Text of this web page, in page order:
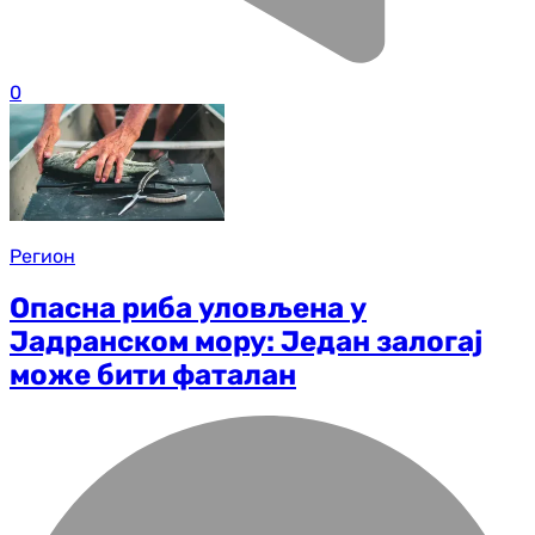
0
Регион
Опасна риба уловљена у
Јадранском мору: Један залогај
може бити фаталан